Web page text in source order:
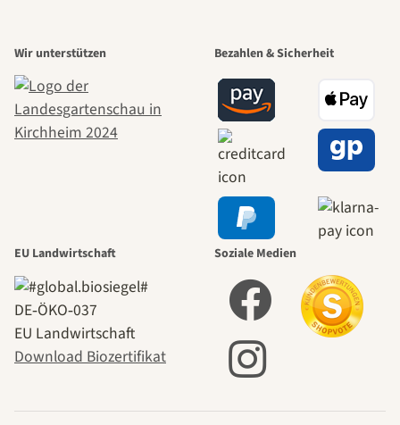
Wir unterstützen Bezahlen & Sicherheit
EU Landwirtschaft
DE‑ÖKO‑037
EU Landwirtschaft
Download Biozertifikat
Soziale Medien